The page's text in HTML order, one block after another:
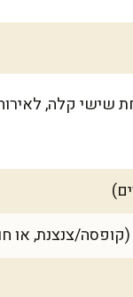
מושלם לארוחת